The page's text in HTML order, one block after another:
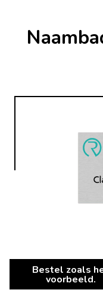
Bestel zoals
voorbeeld.